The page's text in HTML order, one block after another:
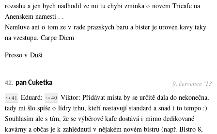
rozsahu a jen bych nadhodil ze mi tu chybi zminka o novem Tricafe na
Anenskem namesti . .
Nemluve ani o tom ze v rade prazskych baru a bister je uroven kavy taky
na vzestupu. Carpe Diem
Presso v Duši
42. pan Cuketka 9. července ʼ13
↪ 41 Eduard: ↪ 40 Viktor: Přidávat místa by se určitě dala do nekonečna,
tady mi šlo spíše o lídry trhu, kteří nastavují standard a snad i to tempo :)
Souhlasím ale s tím, že se výběrové kafe dostává i mimo dedikované
kavárny a občas je k zahlédnutí v nějakém novém bistru (např. Bistro 8,